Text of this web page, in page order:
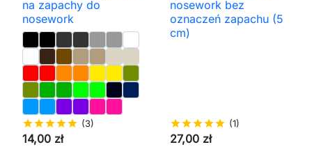
na zapachy do
nosework
starstarstarstarstar (3)
14,00 zł
nosework bez
oznaczeń zapachu (5
cm)
starstarstarstarstar (1)
27,00 zł